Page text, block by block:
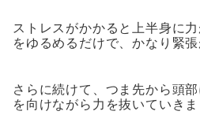
ストレスがかかると上半身に
をゆるめるだけで、かなり緊張
さらに続けて、つま先から頭
を向けながら力を抜いていきま